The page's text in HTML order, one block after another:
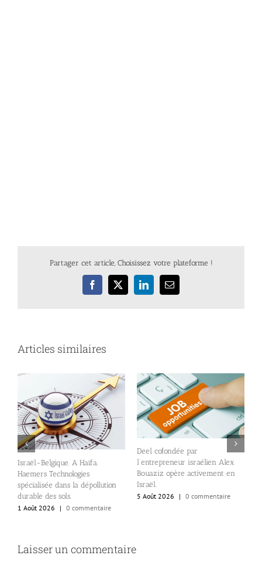
Partager cet article, Choisissez votre plateforme !
Facebook
X LinkedInEmail
Articles similaires
Israël-Belgique. A Haïfa.
Haemers Technologies
spécialisée dans la dépollution
durable des sols.
1 Août 2026
| 0 commentaire
Deel cofondée par
l’entrepreneur israélien Alex
Bouaziz opère activement en
Israël.
5 Août 2026
| 0 commentaire
Laisser un commentaire